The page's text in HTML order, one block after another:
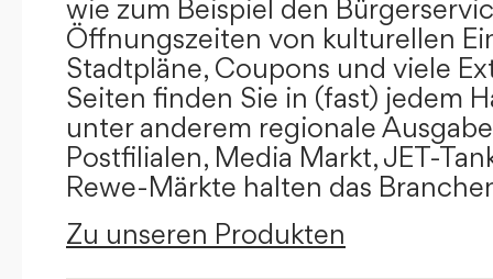
wie zum Beispiel den
Öffnungszeiten von kulturellen
Stadtpläne, Coupons und viele
Seiten finden Sie in (fast) jedem
unter anderem regionale
Postfilialen, Media Markt, JET-
Rewe-Märkte halten das
Zu unseren Produkten